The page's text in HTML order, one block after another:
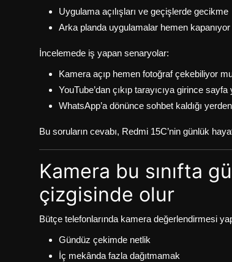
Uygulama açılışları ve geçişlerde gecikme
Arka planda uygulamalar hemen
İncelemede iş yapan senaryolar:
Kamera açıp hemen fotoğraf çekebiliyor
YouTube’dan çıkıp tarayıcıya girince
WhatsApp’a dönünce sohbet kaldığı
Bu soruların cevabı, Redmi 15C’nin günlük
Kamera bu sınıfta
çizgisinde olur
Bütçe telefonlarında kamera değerlendirmesi
Gündüz çekimde netlik
İç mekânda fazla dağıtmamak